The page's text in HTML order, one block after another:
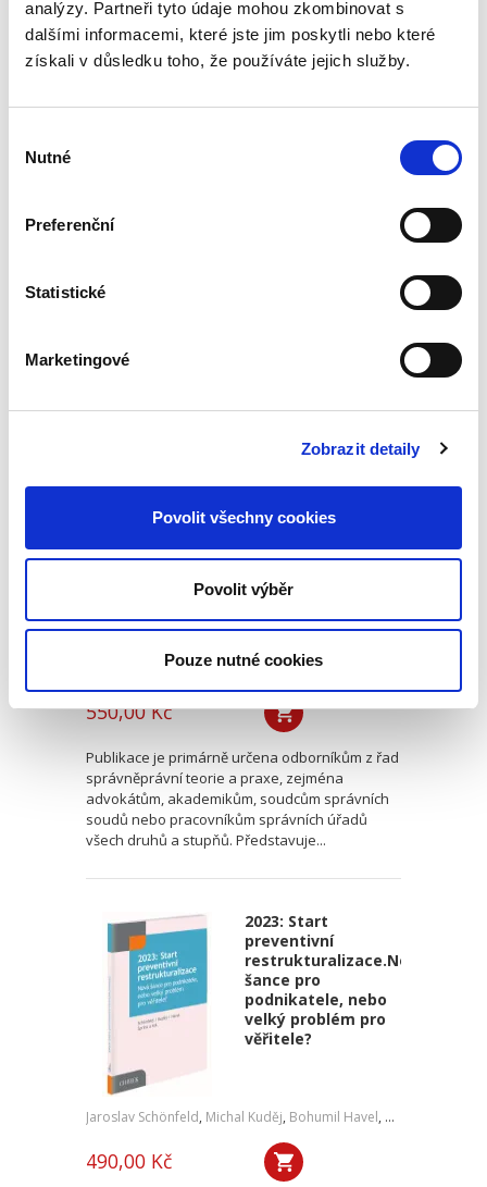
analýzy. Partneři tyto údaje mohou zkombinovat s
dalšími informacemi, které jste jim poskytli nebo které
získali v důsledku toho, že používáte jejich služby.
souhlasu
Nutné
Preferenční
Statistické
Marketingové
Zobrazit detaily
Povolit všechny cookies
Povolit výběr
Pouze nutné cookies
právo a ekonomie
Jan Kupčík
zásadní otázky dneška v oblasti hospodářské
soutěže. Kniha přináší komplexní a detailní
za přestupek
Tomáš Grygar
550,00 Kč
Publikace je primárně určena odborníkům z řad
správněprávní teorie a praxe, zejména
advokátům, akademikům, soudcům správních
soudů nebo pracovníkům správních úřadů
všech druhů a stupňů. Představuje...
2023: Start
preventivní
restrukturalizace.Nová
šance pro
podnikatele, nebo
velký problém pro
věřitele?
Jaroslav Schönfeld, Michal Kuděj, Bohumil Havel, Petr Sprinz
490,00 Kč